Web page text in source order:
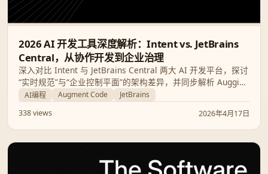
2026 AI 开发工具深度解析：Intent vs. JetBrains
Central，从协作开发到企业治理
深入对比 Intent 与 JetBrains Central 两大 AI 开发平台，探讨
“实时规范”与“企业控制平面”的架构差异，并同步解析 Auggie
CLI 0.24.0 的最新影像支持与上下文统计功能，助你选择最适
合的 AI 编程生产力工具。
AI编程 Augment Code
JetBrains
338 views
2026年4月17日